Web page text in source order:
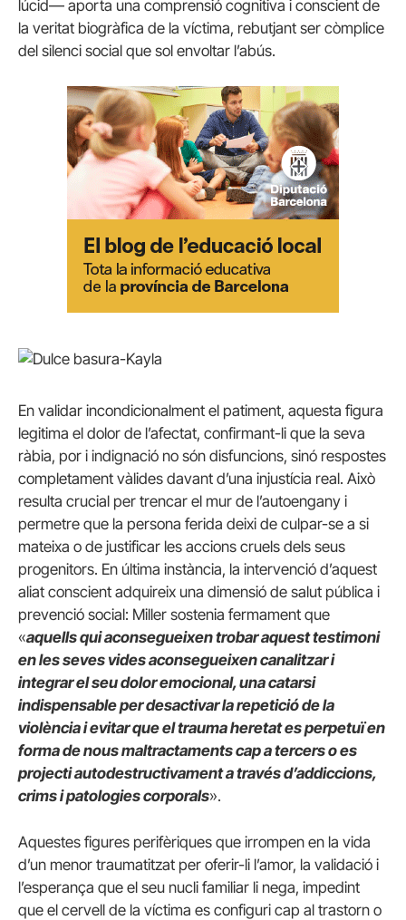
lúcid— aporta una comprensió cognitiva i conscient de
la veritat biogràfica de la víctima, rebutjant ser còmplice
del silenci social que sol envoltar l’abús.
En validar incondicionalment el patiment, aquesta figura
legitima el dolor de l’afectat, confirmant-li que la seva
ràbia, por i indignació no són disfuncions, sinó respostes
completament vàlides davant d’una injustícia real. Això
resulta crucial per trencar el mur de l’autoengany i
permetre que la persona ferida deixi de culpar-se a si
mateixa o de justificar les accions cruels dels seus
progenitors. En última instància, la intervenció d’aquest
aliat conscient adquireix una dimensió de salut pública i
prevenció social: Miller sostenia fermament que
«aquells qui aconsegueixen trobar aquest testimoni
en les seves vides aconsegueixen canalitzar i
integrar el seu dolor emocional, una catarsi
indispensable per desactivar la repetició de la
violència i evitar que el trauma heretat es perpetuï en
forma de nous maltractaments cap a tercers o es
projecti autodestructivament a través d’addiccions,
crims i patologies corporals».
Aquestes figures perifèriques que irrompen en la vida
d’un menor traumatitzat per oferir-li l’amor, la validació i
l’esperança que el seu nucli familiar li nega, impedint
que el cervell de la víctima es configuri cap al trastorn o